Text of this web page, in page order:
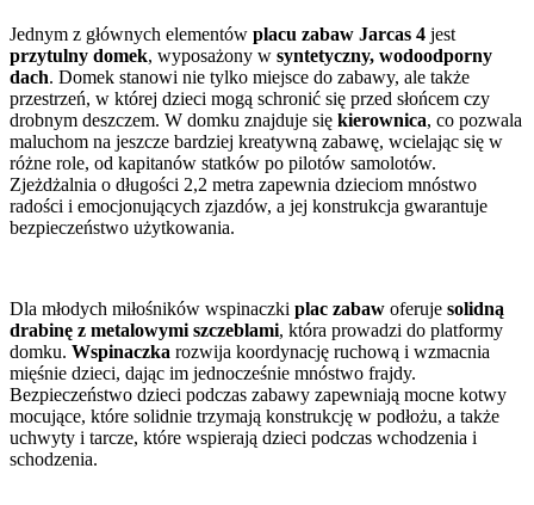
Jednym z głównych elementów placu zabaw Jarcas 4 jest
przytulny domek, wyposażony w syntetyczny, wodoodporny
dach. Domek stanowi nie tylko miejsce do zabawy, ale także
przestrzeń, w której dzieci mogą schronić się przed słońcem czy
drobnym deszczem. W domku znajduje się kierownica, co pozwala
maluchom na jeszcze bardziej kreatywną zabawę, wcielając się w
różne role, od kapitanów statków po pilotów samolotów.
Zjeżdżalnia o długości 2,2 metra zapewnia dzieciom mnóstwo
radości i emocjonujących zjazdów, a jej konstrukcja gwarantuje
bezpieczeństwo użytkowania.
Dla młodych miłośników wspinaczki plac zabaw oferuje solidną
drabinę z metalowymi szczeblami, która prowadzi do platformy
domku. Wspinaczka rozwija koordynację ruchową i wzmacnia
mięśnie dzieci, dając im jednocześnie mnóstwo frajdy.
Bezpieczeństwo dzieci podczas zabawy zapewniają mocne kotwy
mocujące, które solidnie trzymają konstrukcję w podłożu, a także
uchwyty i tarcze, które wspierają dzieci podczas wchodzenia i
schodzenia.